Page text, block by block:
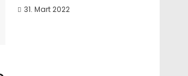
31. Mart 2022